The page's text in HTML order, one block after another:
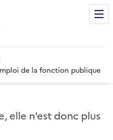
de la fonction publique
elle n'est donc plus